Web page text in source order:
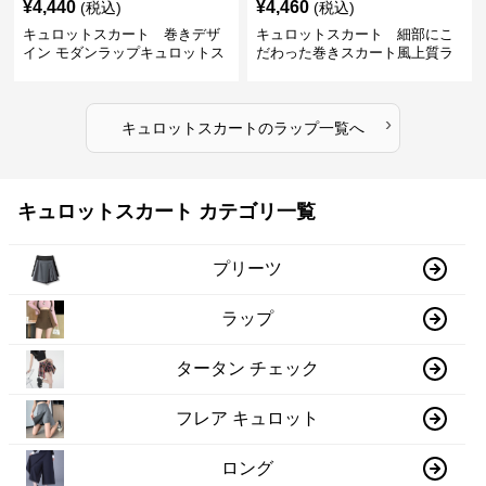
¥4,440 (税込)
キュロットスカート 巻きデザ
イン モダンラップキュロットス
¥4,460 (税込)
キュロットスカート 細部にこ
だわった巻きスカート風上質ラ
キュロットスカートのラップ一覧へ ›
キュロットスカート カテゴリ一覧
プリーツ
ラップ
タータン チェック
フレア キュロット
ロング